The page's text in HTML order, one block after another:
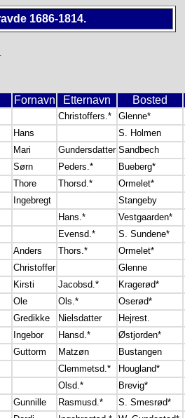
1686-1814.
Fornavn Etternavn Bosted
Christoffers.* Glenne*
Hans S. Holmen
Mari Gundersdatter Sandbech
Sørn Peders.* Bueberg*
Thore Thorsd.* Ormelet*
Ingebregt Stangeby
Hans.* Vestgaarden*
Evensd.* S. Sundene*
Anders Thors.* Ormelet*
Christoffer Glenne
Kirsti Jacobsd.* Kragerød*
Ole Ols.* Oserød*
Gredikke Nielsdatter Hejrest.
Ingebor Hansd.* Østjorden*
Guttorm Matzøn Bustangen
Clemmetsd.* Hougland*
Olsd.* Brevig*
Gunnille Rasmusd.* S. Smesrød*